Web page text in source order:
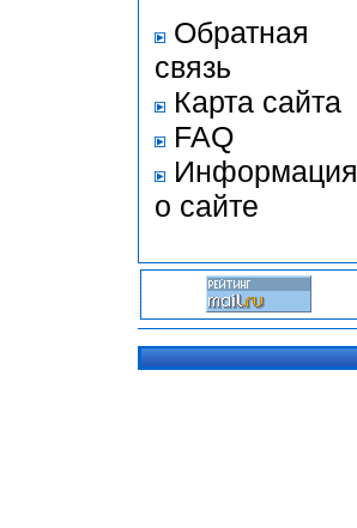
Обратная
связь
Карта сайта
FAQ
Информация
о сайте